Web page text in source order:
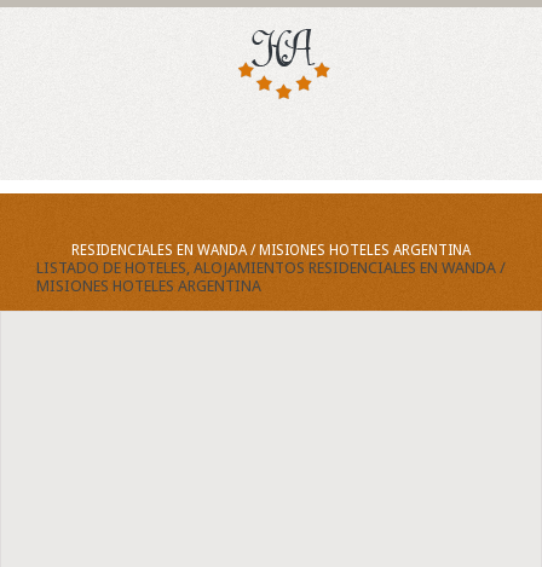
RESIDENCIALES EN WANDA / MISIONES HOTELES ARGENTINA
LISTADO DE HOTELES, ALOJAMIENTOS RESIDENCIALES EN WANDA /
MISIONES HOTELES ARGENTINA